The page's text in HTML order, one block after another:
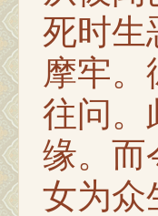
死时生
摩牢。
往问。
缘。而
女为众